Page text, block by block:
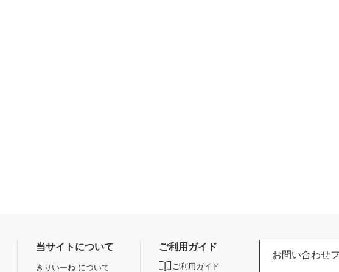
当サイトについて
きりいーね について
ご利用ガイド
ご利用ガイド
お問い合わせ